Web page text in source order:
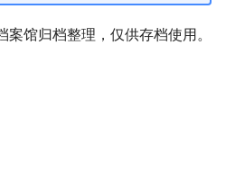
馆归档整理，仅供存档使用。